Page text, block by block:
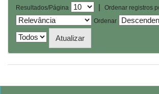
Resultados/Página |
Ordenar registros
Ordenar